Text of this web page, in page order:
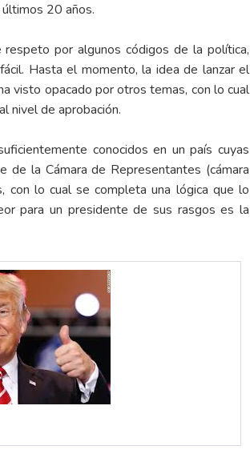
20 años.
por algunos códigos de la política,
Hasta el momento, la idea de lanzar el
visto opacado por otros temas, con lo cual
nivel de aprobación.
conocidos en un país cuyas
de la Cámara de Representantes (cámara
con lo cual se completa una lógica que lo
para un presidente de sus rasgos es la